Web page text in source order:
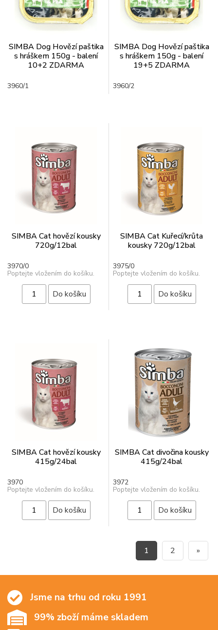
SIMBA Dog Hovězí paštika
s hráškem 150g - balení
10+2 ZDARMA
3960/1
SIMBA Dog Hovězí paštika
s hráškem 150g - balení
19+5 ZDARMA
3960/2
SIMBA Cat hovězí kousky
720g/12bal
3970/0
Poptejte vložením do košíku.
SIMBA Cat Kuřecí/krůta
kousky 720g/12bal
3975/0
Poptejte vložením do košíku.
SIMBA Cat hovězí kousky
415g/24bal
3970
Poptejte vložením do košíku.
SIMBA Cat divočina kousky
415g/24bal
3972
Poptejte vložením do košíku.
1 2 »
Jsme na trhu od roku 1991
99% zboží máme skladem